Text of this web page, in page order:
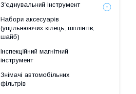
З'єднувальний інструмент
Набори аксесуарів
(ущільнюючих кілець, шплінтів,
шайб)
Інспекційний магнітний
інструмент
Знімачі автомобільних
фільтрів